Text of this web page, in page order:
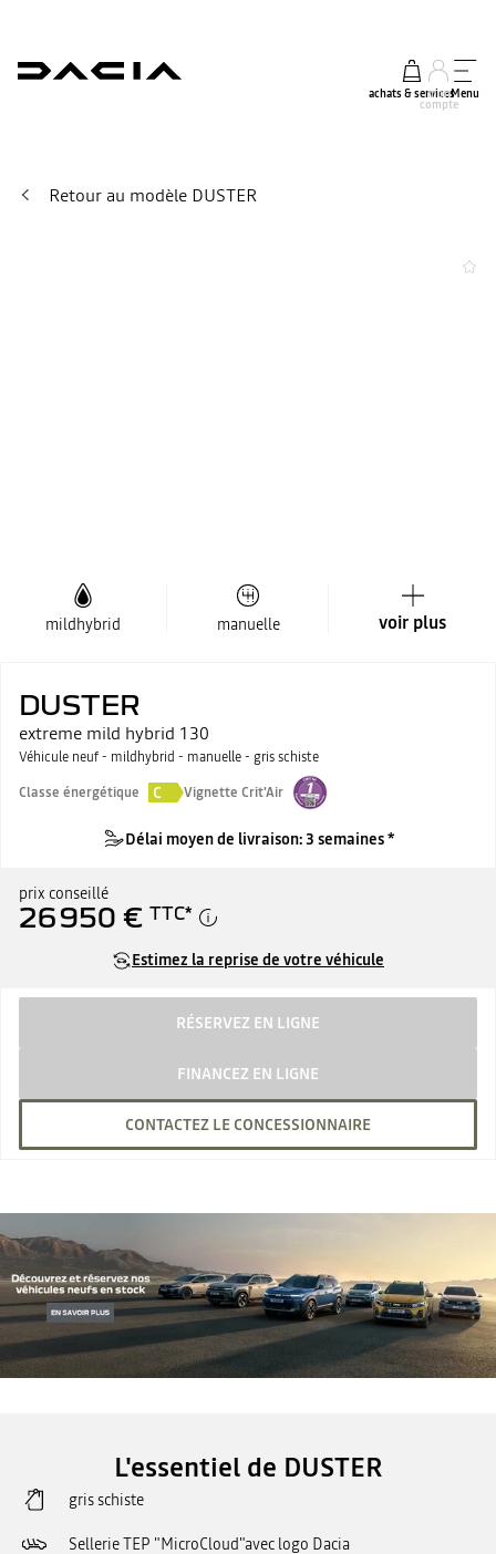
achats & services
mon
compte
Menu
Retour au modèle DUSTER
mildhybrid manuelle voir plus
DUSTER
extreme mild hybrid 130
Véhicule neuf - mildhybrid - manuelle - gris schiste
Classe énergétique
C Vignette Crit'Air
Délai moyen de livraison: 3 semaines *
prix conseillé
26 950 € TTC*
Estimez la reprise de votre véhicule
RÉSERVEZ EN LIGNE
FINANCEZ EN LIGNE
CONTACTEZ LE CONCESSIONNAIRE
L'essentiel de DUSTER
gris schiste
Sellerie TEP "MicroCloud"avec logo Dacia